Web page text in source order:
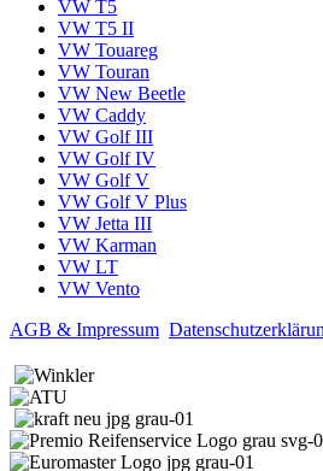
VW T5
VW T5 II
VW Touareg
VW Touran
VW New Beetle
VW Caddy
VW Golf III
VW Golf IV
VW Golf V
VW Golf V Plus
VW Jetta III
VW Karman
VW LT
VW Vento
AGB & Impressum